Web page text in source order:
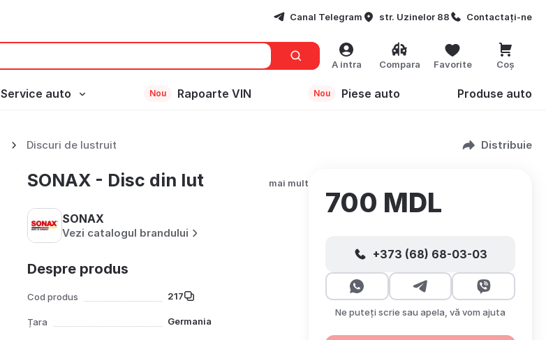
Canal Telegram str. Uzinelor 88 Contactați-ne
A intra Compara Favorite Coș
Service auto Nou Rapoarte VIN Nou Piese auto Produse auto
Discuri de lustruit Distribuie
SONAX - Disc din lut mai mult
SONAX
Vezi catalogul brandului
Despre produs
Cod produs 217
Țara Germania
700 MDL
+373 (68) 68-03-03
Ne puteți scrie sau apela, vă vom ajuta